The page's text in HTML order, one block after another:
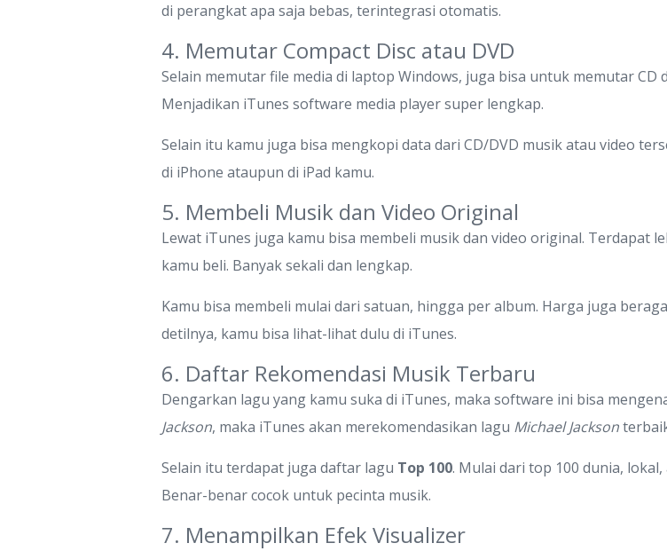
di perangkat apa saja bebas, terintegrasi otomatis.
4. Memutar Compact Disc atau DVD
Selain memutar file media di laptop Windows, juga bisa untuk memutar
Menjadikan iTunes software media player super lengkap.
Selain itu kamu juga bisa mengkopi data dari CD/DVD musik atau video
di iPhone ataupun di iPad kamu.
5. Membeli Musik dan Video Original
Lewat iTunes juga kamu bisa membeli musik dan video original. Terdapat
kamu beli. Banyak sekali dan lengkap.
Kamu bisa membeli mulai dari satuan, hingga per album. Harga juga
detilnya, kamu bisa lihat-lihat dulu di iTunes.
6. Daftar Rekomendasi Musik Terbaru
Dengarkan lagu yang kamu suka di iTunes, maka software ini bisa
Jackson, maka iTunes akan merekomendasikan lagu Michael Jackson
Selain itu terdapat juga daftar lagu Top 100. Mulai dari top 100 dunia,
Benar-benar cocok untuk pecinta musik.
7. Menampilkan Efek Visualizer